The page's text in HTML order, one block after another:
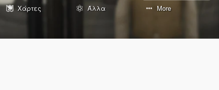
Χάρτες
Άλλα More